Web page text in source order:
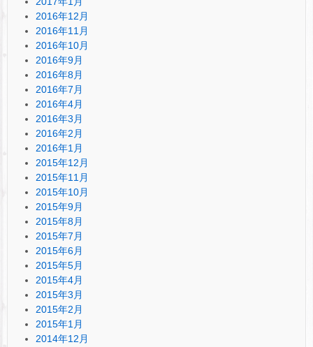
2016年12月
2016年11月
2016年10月
2016年9月
2016年8月
2016年7月
2016年4月
2016年3月
2016年2月
2016年1月
2015年12月
2015年11月
2015年10月
2015年9月
2015年8月
2015年7月
2015年6月
2015年5月
2015年4月
2015年3月
2015年2月
2015年1月
2014年12月